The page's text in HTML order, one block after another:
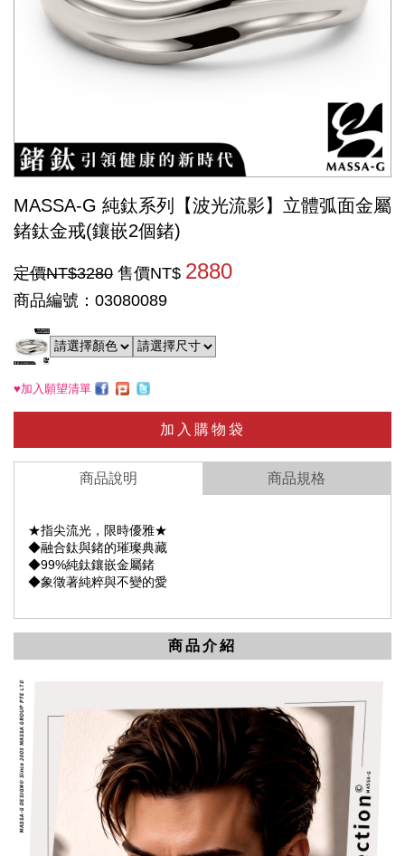
MASSA-G 純鈦系列【波光流影】立體弧面金屬
鍺鈦金戒(鑲嵌2個鍺)
定價NT$3280 售價NT$ 2880
商品編號：03080089
♥加入願望清單
加入購物袋
商品說明 商品規格
★指尖流光，限時優雅★
◆融合鈦與鍺的璀璨典藏
◆99%純鈦鑲嵌金屬鍺
◆象徵著純粹與不變的愛
商品介紹